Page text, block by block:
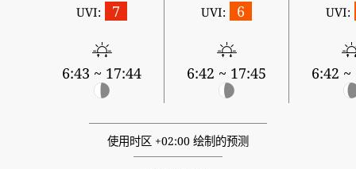
UVI: 7
6:43 ~ 17:44
UVI: 6
6:42 ~ 17:45
UVI:
6:42 ~
使用时区 +02:00 绘制的预测